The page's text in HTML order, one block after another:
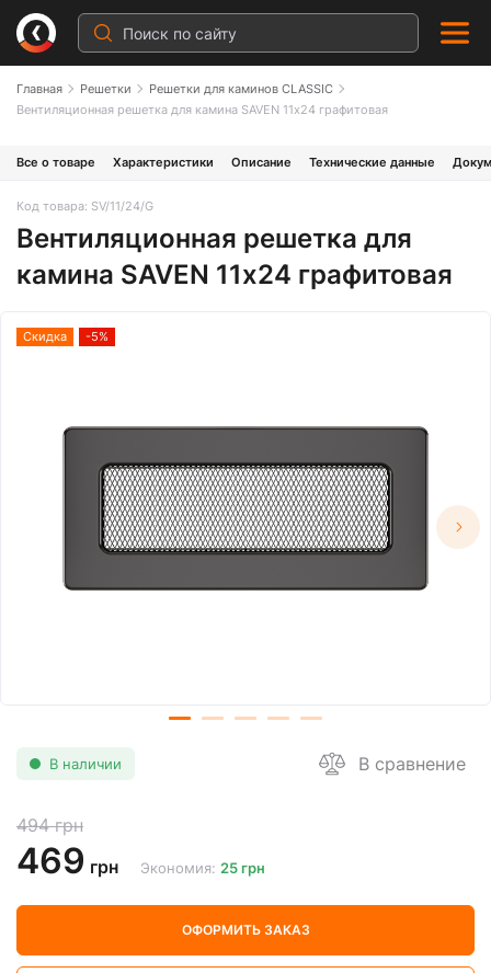
Главная Решетки
Решетки для каминов CLASSIC
Вентиляционная решетка для камина SAVEN 11х24 графитовая
Все о товаре Характеристики Описание Технические данные
Код товара: SV/11/24/G
Вентиляционная решетка для
камина SAVEN 11х24 графитовая
Скидка -5%
В наличии В сравнение
494 грн
469 грн Экономия: 25 грн
ОФОРМИТЬ ЗАКАЗ